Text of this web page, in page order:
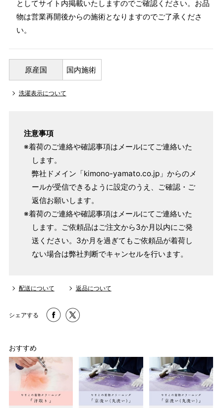
としてサイト内掲載いたしますのでご確認ください。お品
物は営業再開後からの施術となりますのでご了承くださ
い。
原産国 国内施術
洗濯表示について
注意事項
※着荷のご連絡や確認事項はメールにてご連絡いた
します。
弊社ドメイン「kimono-yamato.co.jp」からのメ
ールが受信できるように設定のうえ、ご確認・ご
返信お願いします。
※着荷のご連絡や確認事項はメールにてご連絡いた
します。ご依頼品はご注文から3か月以内にご発
送ください。3か月を過ぎてもご依頼品が着荷し
ない場合は弊社判断でキャンセルを行います。
配送について 返品について
シェアする
おすすめ